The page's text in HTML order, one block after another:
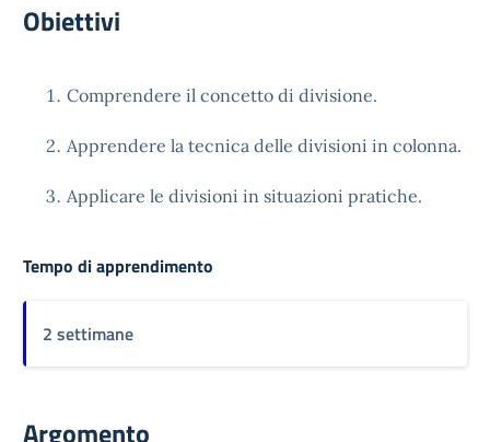
Obiettivi
Comprendere il concetto di divisione.
Apprendere la tecnica delle divisioni in colonna.
Applicare le divisioni in situazioni pratiche.
Tempo di apprendimento
2 settimane
Argomento